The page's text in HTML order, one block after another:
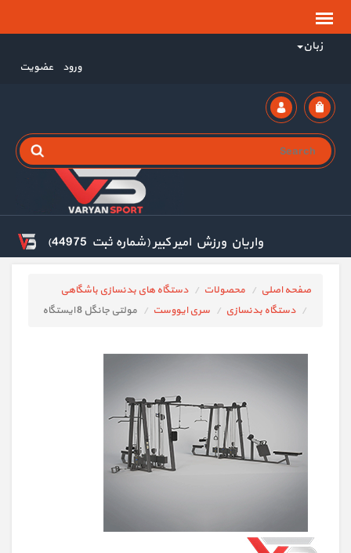
زبان
ورود عضویت
واریان ورزش امیر کبیر (شماره ثبت 44975)
صفحه اصلی محصولات
دستگاه های بدنسازی باشگاهی
دستگاه بدنسازی
سری ایووست مولتی جانگل 8 ایستگاه